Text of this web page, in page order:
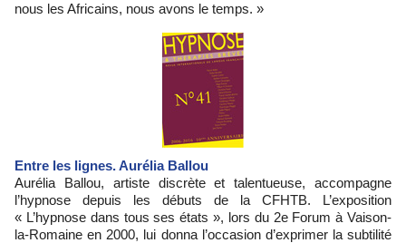
nous les Africains, nous avons le temps. »
Entre les lignes. Aurélia Ballou
Aurélia Ballou, artiste discrète et talentueuse, accompagne
l’hypnose depuis les débuts de la CFHTB. L’exposition
« L’hypnose dans tous ses états », lors du 2e Forum à Vaison-
la-Romaine en 2000, lui donna l’occasion d’exprimer la subtilité